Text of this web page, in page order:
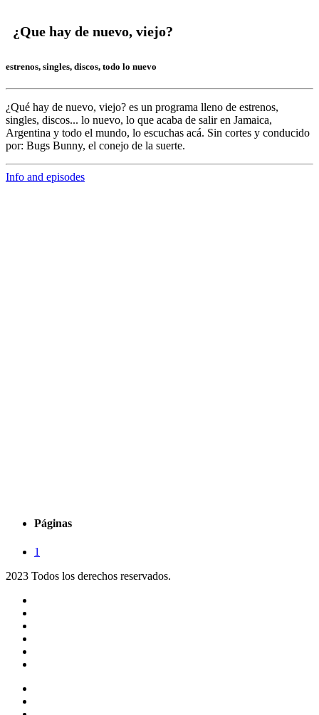
¿Que hay de nuevo, viejo?
estrenos, singles, discos, todo lo nuevo
¿Qué hay de nuevo, viejo? es un programa lleno de estrenos,
singles, discos... lo nuevo, lo que acaba de salir en Jamaica,
Argentina y todo el mundo, lo escuchas acá. Sin cortes y conducido
por: Bugs Bunny, el conejo de la suerte.
Info and episodes
Páginas
1
2023 Todos los derechos reservados.